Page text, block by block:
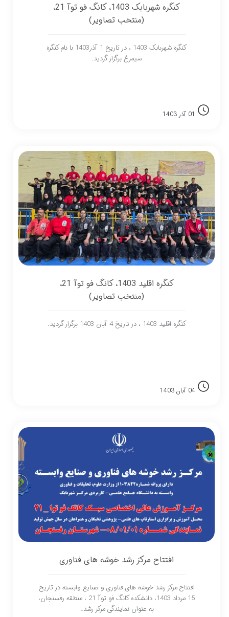
کنگره شهربابک 1403، کانگ فو توآ 21،
(منتخب تصاویر)
کنگره شهربابک 1403 ، در تاریخ 1 آذر1403 با نام کنگره
سیمرغ برگزار گردید.
کنگره اقلید 1403، کانگ فو توآ 21،
(منتخب تصاویر)
کنگره اقلید 1403 ، در تاریخ 4 آبان 1403 برگزار گردید.
افتتاح مرکز رشد خوشه های فناوری
افتتاح مرکز رشد خوشه های فناوری و صنایع وابسته در تاریخ
15 مرداد 1403، دانشکده کانگ فو توآ 21 ، منطقه رفسنجان،
به عنوان نمایندگی مرکز رشد…